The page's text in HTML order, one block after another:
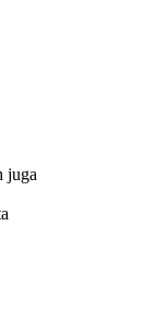
juga